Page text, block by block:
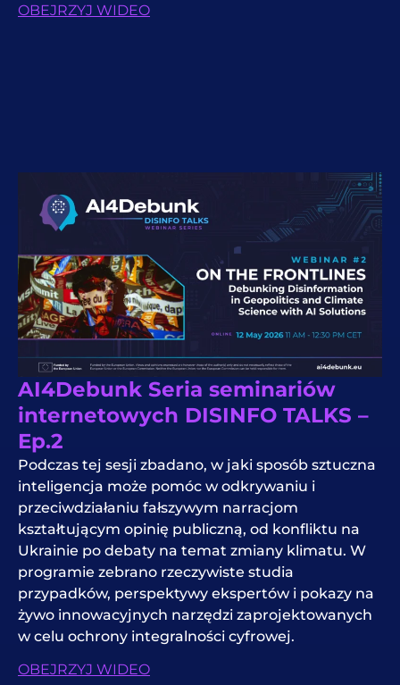
OBEJRZYJ WIDEO
AI4Debunk Seria seminariów
internetowych DISINFO TALKS –
Ep.2
Podczas tej sesji zbadano, w jaki sposób sztuczna
inteligencja może pomóc w odkrywaniu i
przeciwdziałaniu fałszywym narracjom
kształtującym opinię publiczną, od konfliktu na
Ukrainie po debaty na temat zmiany klimatu. W
programie zebrano rzeczywiste studia
przypadków, perspektywy ekspertów i pokazy na
żywo innowacyjnych narzędzi zaprojektowanych
w celu ochrony integralności cyfrowej.
OBEJRZYJ WIDEO